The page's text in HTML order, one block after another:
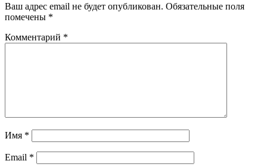
Ваш адрес email не будет опубликован. Обязательные поля
помечены *
Комментарий *
Имя *
Email *